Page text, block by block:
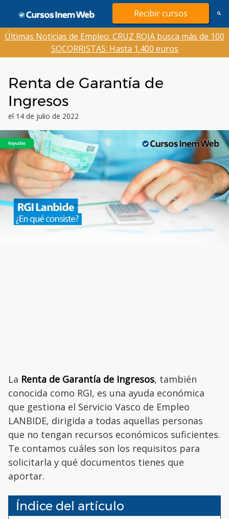
contenido
Recibir cursos
Últimas Noticias de Empleo: CRUZ ROJA busca más de 100
SOCORRISTAS: Hasta 1.400 euros
Renta de Garantía de
Ingresos
el 14 de julio de 2022
La Renta de Garantía de Ingresos, también
conocida como RGI, es una ayuda económica
que gestiona el Servicio Vasco de Empleo
LANBIDE, dirigida a todas aquellas personas
que no tengan recursos económicos suficientes.
Te contamos cuáles son los requisitos para
solicitarla y qué documentos tienes que
aportar.
Índice del artículo